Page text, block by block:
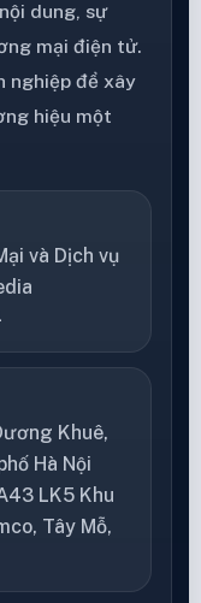
dung, sự
mại điện tử.
nghiệp để xây
hiệu một
và Dịch vụ
Khuê,
Hà Nội
LK5 Khu
Tây Mỗ,